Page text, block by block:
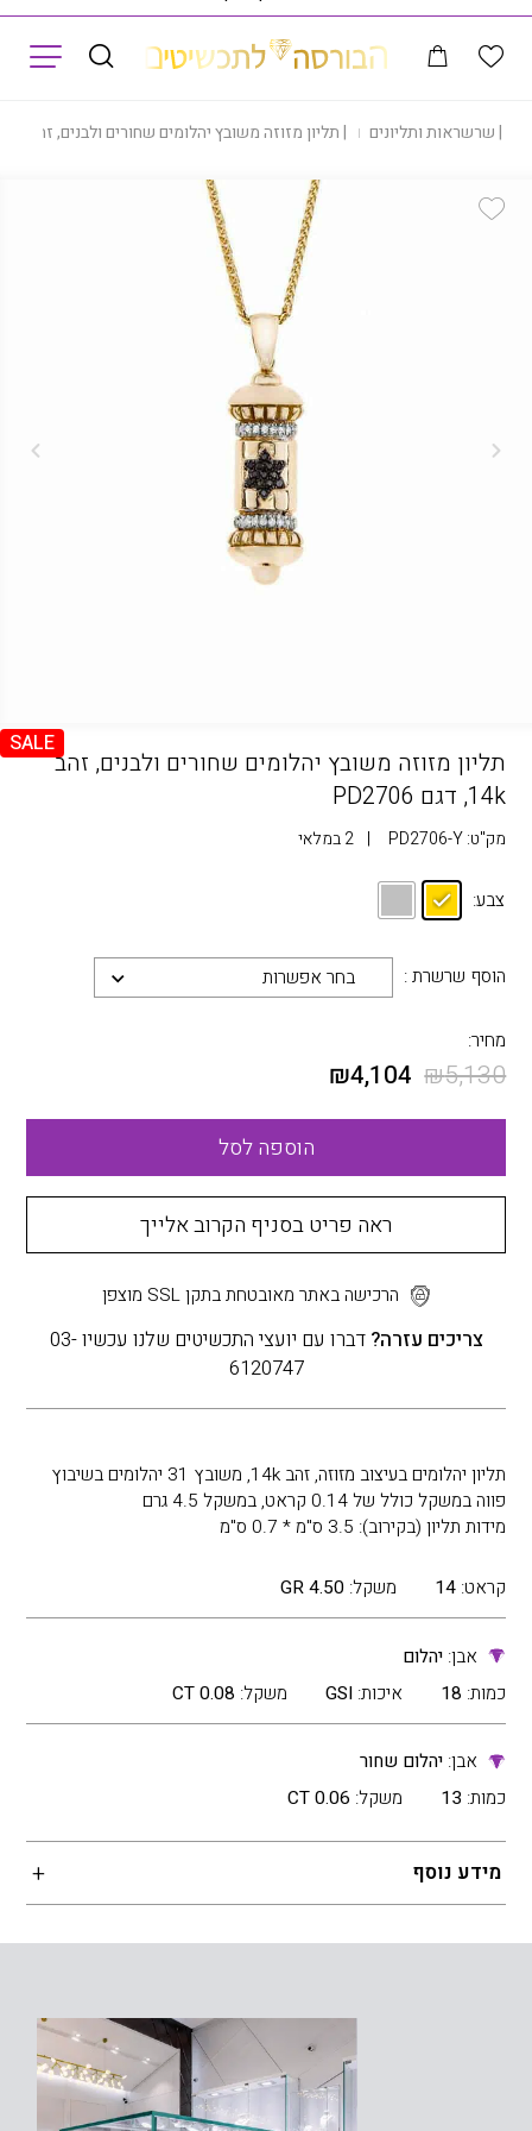
|שרשראות ותליונים |תליון מזוזה משובץ יהלומים שחורים ולבנים, זהב 14k, דגם PD2706
SALE
תליון מזוזה משובץ יהלומים שחורים ולבנים, זהב
14k, דגם PD2706
מק"ט:PD2706-Y
| 2 במלאי
צבע:
הוסף שרשרת : בחר אפשרות
מחיר:
₪5,130
₪4,104
הוספה לסל
ראה פריט בסניף הקרוב אלייך
הרכישה באתר מאובטחת בתקן SSL מוצפן
צריכים עזרה?
דברו עם יועצי התכשיטים שלנו עכשיו 03-
6120747
תליון יהלומים בעיצוב מזוזה, זהב 14k, משובץ 31 יהלומים בשיבוץ
פווה במשקל כולל של 0.14 קראט, במשקל 4.5 גרם
מידות תליון (בקירוב): 3.5 ס"מ * 0.7 ס"מ
קראט: 14 משקל: 4.50 GR
אבן:יהלום
כמות: 18 איכות: GSI משקל: 0.08 CT
אבן:יהלום שחור
כמות: 13 משקל: 0.06 CT
מידע נוסף